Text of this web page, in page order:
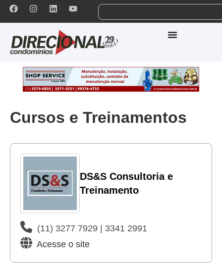
Cursos e Treinamentos
DS&S Consultoria e
Treinamento
(11) 3277 7929 | 3341 2991
Acesse o site